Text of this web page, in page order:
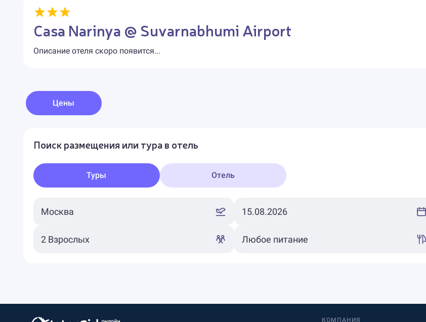
Casa Narinya @ Suvarnabhumi Airport
Описание отеля скоро появится...
Цены
Поиск размещения или тура в отель
Туры Отель
КОМПАНИЯ